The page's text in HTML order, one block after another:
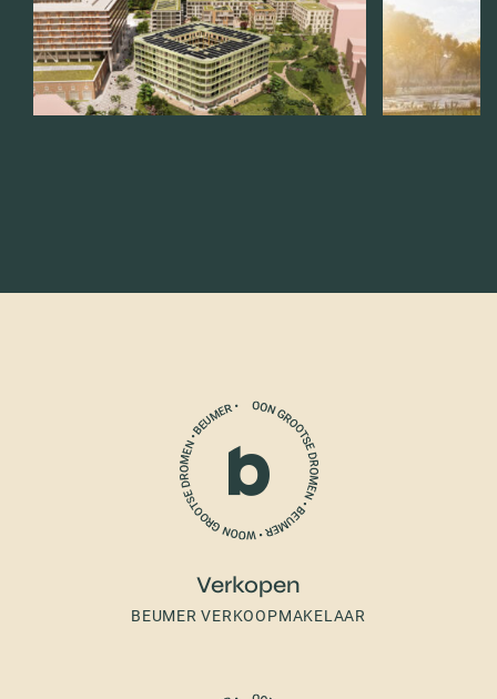
Verkopen
BEUMER VERKOOPMAKELAAR